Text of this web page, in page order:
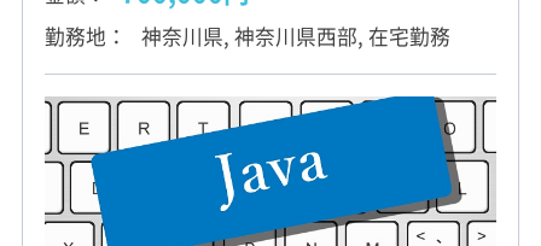
勤務地 神奈川県, 神奈川県西部, 在宅勤務